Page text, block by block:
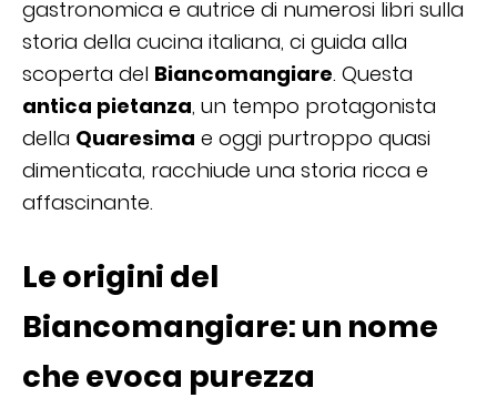
gastronomica e autrice di numerosi libri sulla
storia della cucina italiana, ci guida alla
scoperta del Biancomangiare. Questa
antica pietanza, un tempo protagonista
della Quaresima e oggi purtroppo quasi
dimenticata, racchiude una storia ricca e
affascinante.
Le origini del
Biancomangiare: un nome
che evoca purezza